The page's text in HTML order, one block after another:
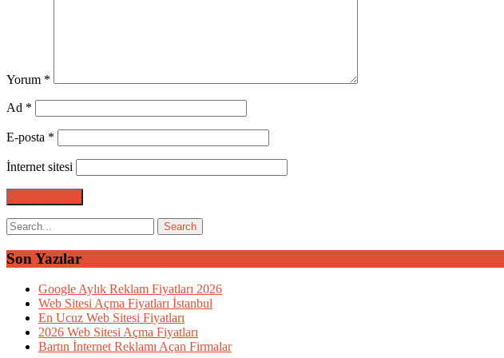
Yorum *
Ad *
E-posta *
İnternet sitesi
Son Yazılar
Google Aylık Reklam Fiyatları 2026
Web Sitesi Açma Fiyatları İstanbul
En Ucuz Web Sitesi Fiyatları
2026 Web Sitesi Açma Fiyatları
Bartın İnternet Reklamı Açan Firmalar